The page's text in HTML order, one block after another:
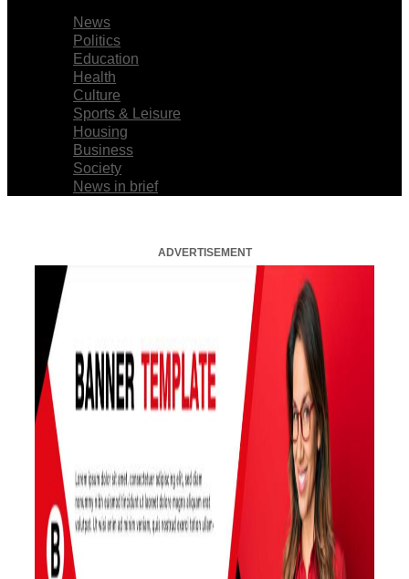
News
Politics
Education
Health
Culture
Sports & Leisure
Housing
Business
Society
News in brief
ADVERTISEMENT